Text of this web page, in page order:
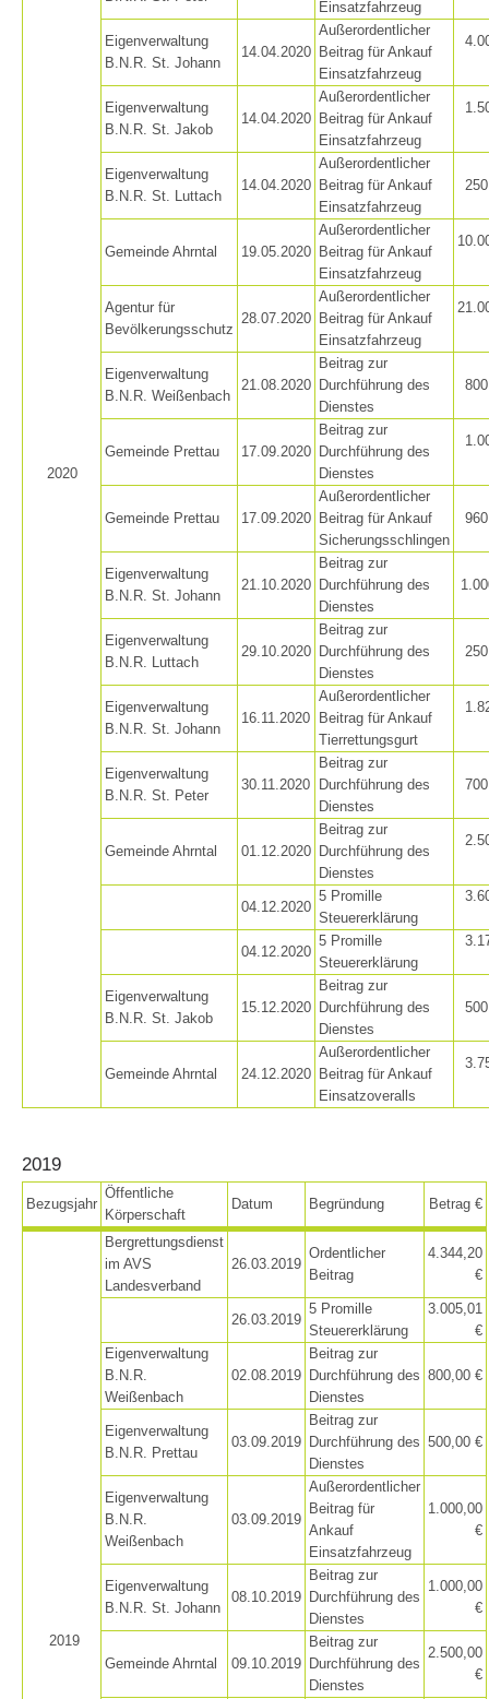
Mountain Rescue
Dog Handlers
On-Site Helpers
2020
Einsatzfahrzeug
Eigenverwaltung
B.N.R. St. Johann
14.04.2020
Außerordentlicher
Beitrag für Ankauf
Einsatzfahrzeug
Eigenverwaltung
B.N.R. St. Jakob
14.04.2020
Außerordentlicher
Beitrag für Ankauf
Einsatzfahrzeug
Eigenverwaltung
B.N.R. St. Luttach
14.04.2020
Außerordentlicher
Beitrag für Ankauf
Einsatzfahrzeug
Gemeinde Ahrntal 19.05.2020
Außerordentlicher
Beitrag für Ankauf
Einsatzfahrzeug
Agentur für
Bevölkerungsschutz
28.07.2020
Außerordentlicher
Beitrag für Ankauf
Einsatzfahrzeug
Eigenverwaltung
B.N.R. Weißenbach
21.08.2020
Beitrag zur
Durchführung des
Dienstes
Gemeinde Prettau 17.09.2020
Beitrag zur
Durchführung des
Dienstes
Gemeinde Prettau 17.09.2020
Außerordentlicher
Beitrag für Ankauf
Sicherungsschlingen
Eigenverwaltung
B.N.R. St. Johann
21.10.2020
Beitrag zur
Durchführung des
Dienstes
Eigenverwaltung
B.N.R. Luttach
29.10.2020
Beitrag zur
Durchführung des
Dienstes
Eigenverwaltung
B.N.R. St. Johann
16.11.2020
Außerordentlicher
Beitrag für Ankauf
Tierrettungsgurt
Eigenverwaltung
B.N.R. St. Peter
30.11.2020
Beitrag zur
Durchführung des
Dienstes
Gemeinde Ahrntal 01.12.2020
Beitrag zur
Durchführung des
Dienstes
04.12.2020
5 Promille
Steuererklärung
04.12.2020
5 Promille
Steuererklärung
Eigenverwaltung
B.N.R. St. Jakob
15.12.2020
Beitrag zur
Durchführung des
Dienstes
Gemeinde Ahrntal 24.12.2020
Außerordentlicher
Beitrag für Ankauf
Einsatzoveralls
2019
Bezugsjahr
Öffentliche
Körperschaft
Datum Begründung Betrag €
2019
Bergrettungsdienst
im AVS
Landesverband
26.03.2019
Ordentlicher
Beitrag
4.344,20
€
26.03.2019
5 Promille
Steuererklärung
3.005,01
€
Eigenverwaltung
B.N.R.
Weißenbach
02.08.2019
Beitrag zur
Durchführung des
Dienstes
800,00 €
Eigenverwaltung
B.N.R. Prettau
03.09.2019
Beitrag zur
Durchführung des
Dienstes
500,00 €
Eigenverwaltung
B.N.R.
Weißenbach
03.09.2019
Außerordentlicher
Beitrag für
Ankauf
Einsatzfahrzeug
1.000,00
€
Eigenverwaltung
B.N.R. St. Johann
08.10.2019
Beitrag zur
Durchführung des
Dienstes
1.000,00
€
Gemeinde Ahrntal 09.10.2019
Beitrag zur
Durchführung des
Dienstes
2.500,00
€